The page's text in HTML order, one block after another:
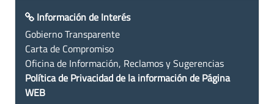
Información de Interés
Gobierno Transparente
Carta de Compromiso
Oficina de Información, Reclamos y Sugerencias
Política de Privacidad de la información de Página
WEB